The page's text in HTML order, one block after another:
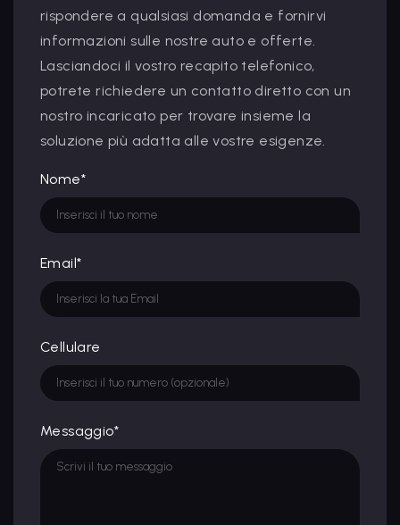
rispondere a qualsiasi domanda e fornirvi
informazioni sulle nostre auto e offerte.
Lasciandoci il vostro recapito telefonico,
potrete richiedere un contatto diretto con un
nostro incaricato per trovare insieme la
soluzione più adatta alle vostre esigenze.
Nome*
Email*
Cellulare
Messaggio*